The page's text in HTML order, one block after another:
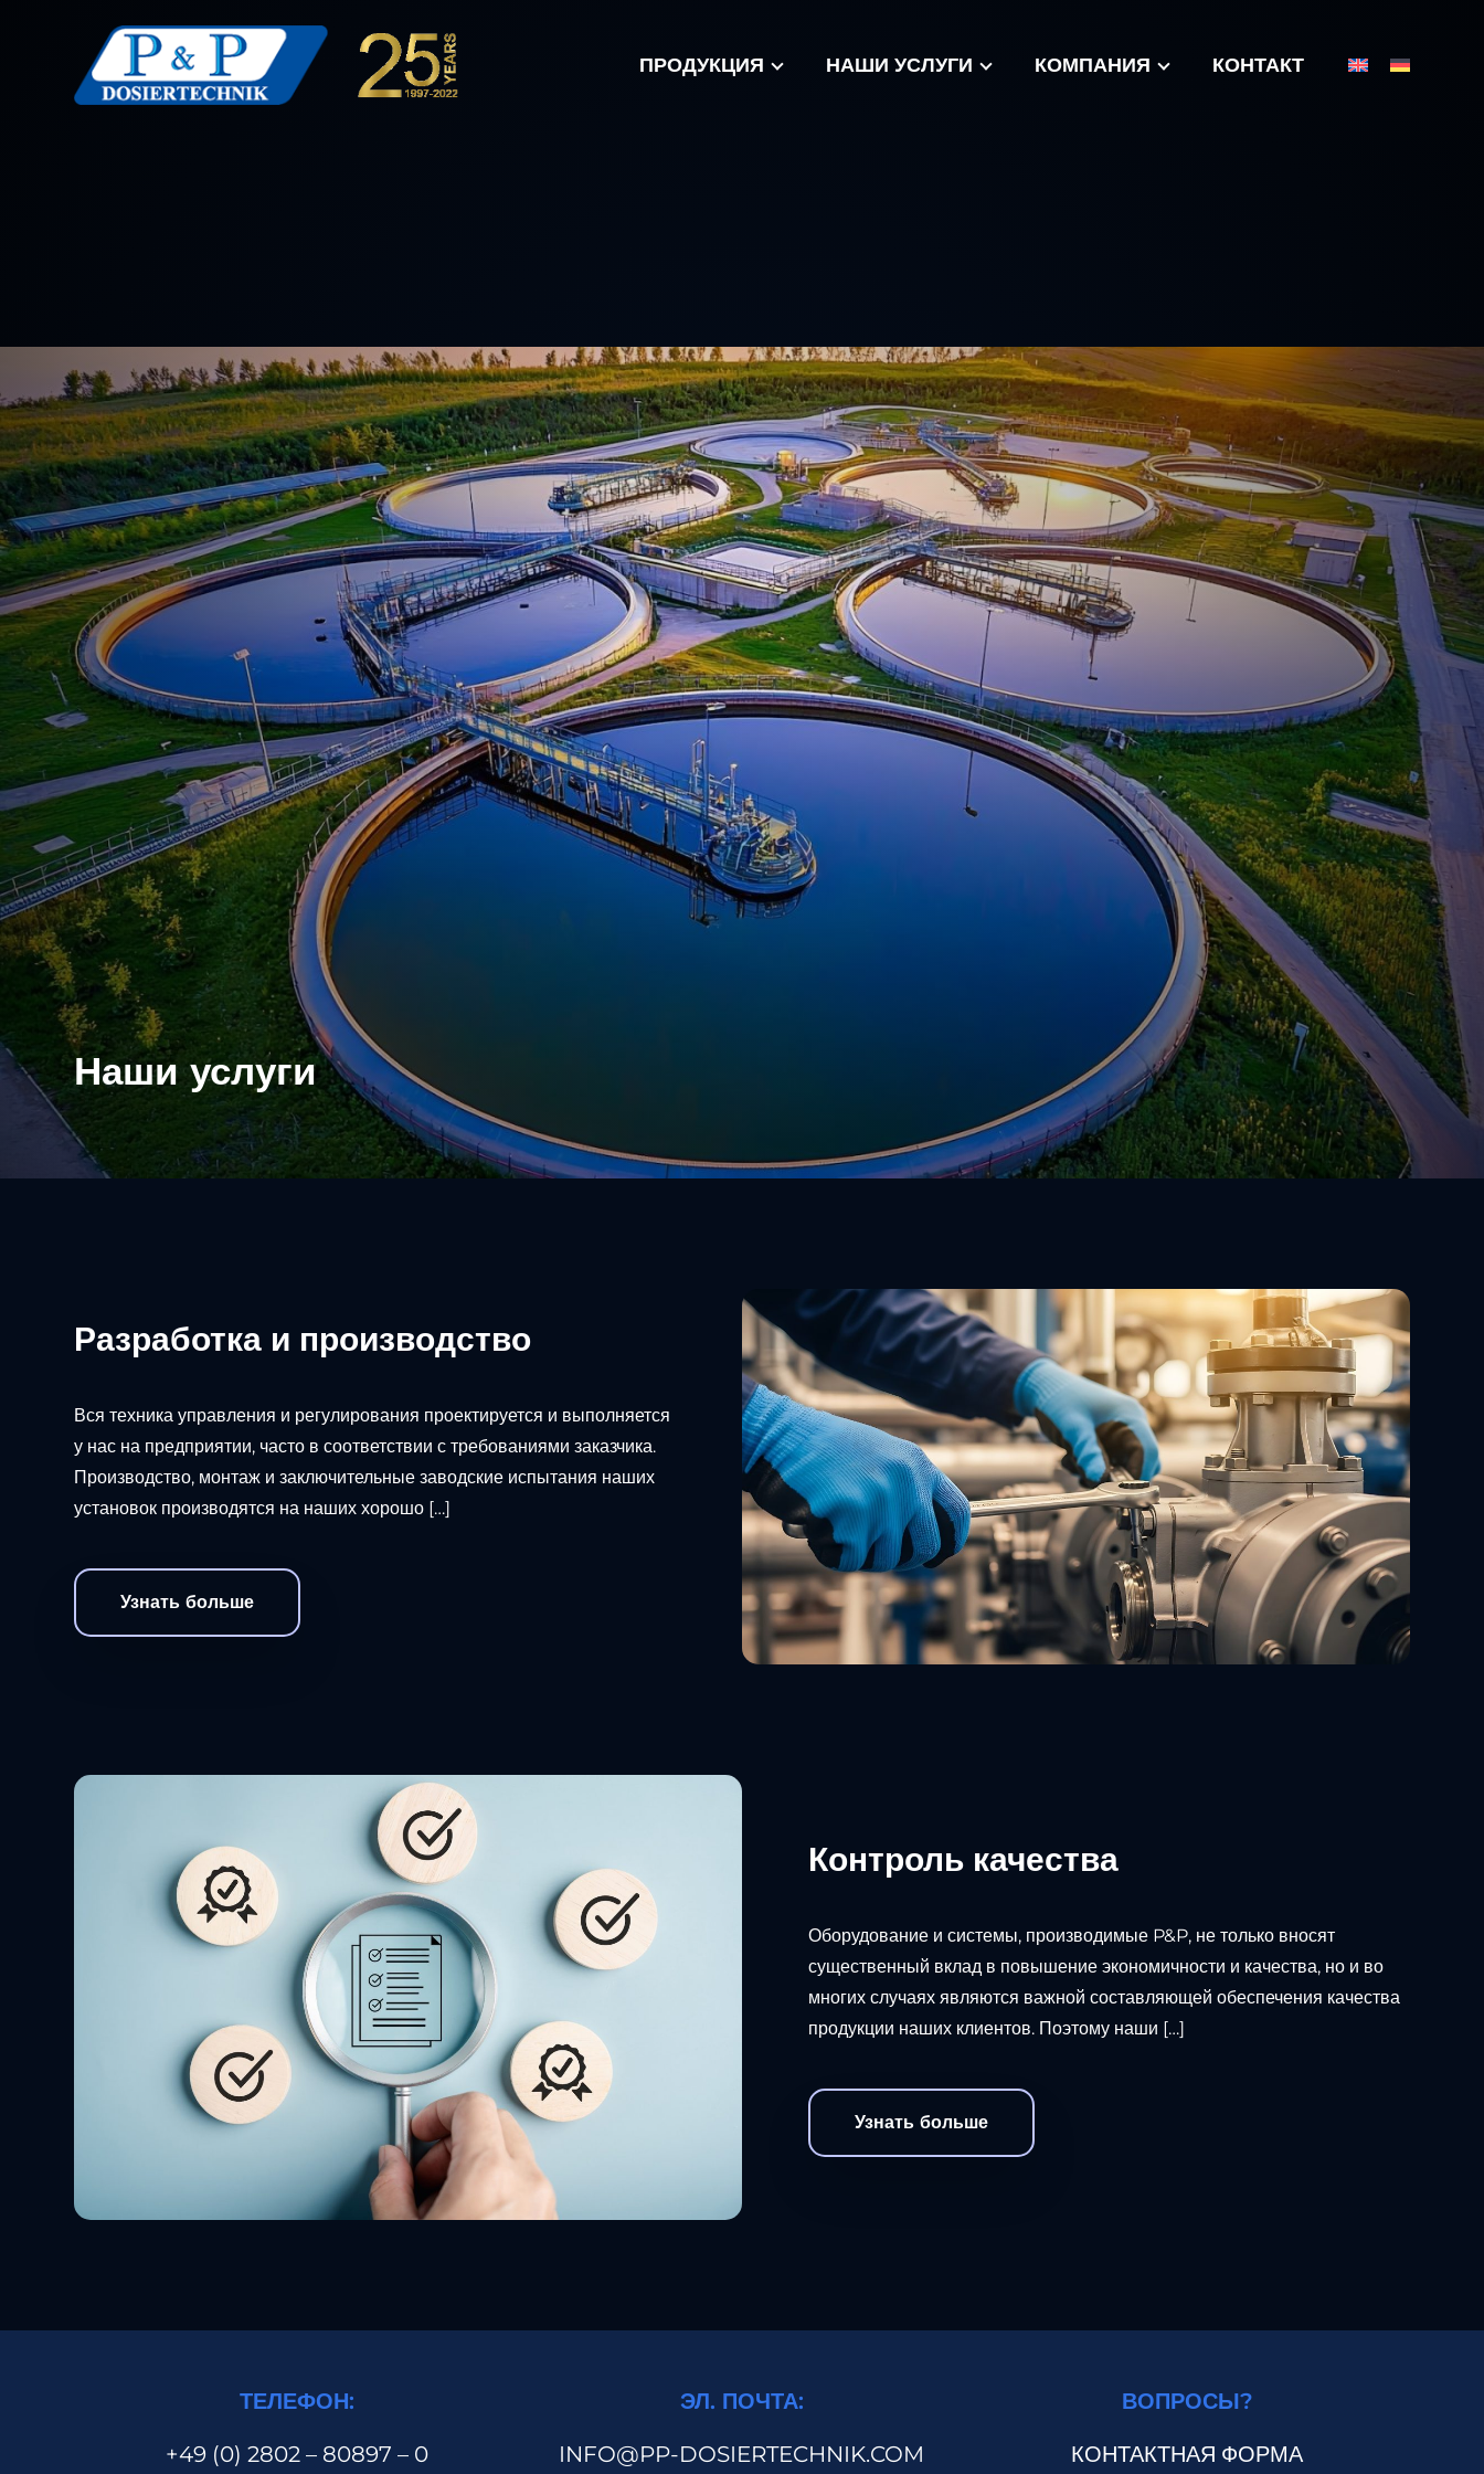
ПРОДУКЦИЯ НАШИ УСЛУГИ КОМПАНИЯ КОНТАКТ
Наши услуги
Разработка и производство
Вся техника управления и регулирования проектируется и выполняется
у нас на предприятии, часто в соответствии с требованиями заказчика.
Производство, монтаж и заключительные заводские испытания наших
установок производятся на наших хорошо […]
Узнать больше
Контроль качества
Оборудование и системы, производимые P&P, не только вносят
существенный вклад в повышение экономичности и качества, но и во
многих случаях являются важной составляющей обеспечения качества
продукции наших клиентов. Поэтому наши […]
Узнать больше
ТЕЛЕФОН:
+49 (0) 2802 – 80897 – 0
ЭЛ. ПОЧТА:
INFO@PP-DOSIERTECHNIK.COM
ВОПРОСЫ?
КОНТАКТНАЯ ФОРМА